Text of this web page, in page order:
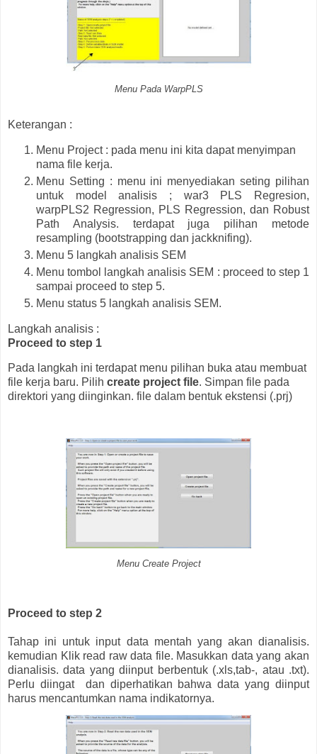
Menu Pada WarpPLS
Keterangan :
Menu Project : pada menu ini kita dapat menyimpan
nama file kerja.
Menu Setting : menu ini menyediakan seting pilihan
untuk model analisis ; war3 PLS Regresion,
warpPLS2 Regression, PLS Regression, dan Robust
Path Analysis. terdapat juga pilihan metode
resampling (bootstrapping dan jackknifing).
Menu 5 langkah analisis SEM
Menu tombol langkah analisis SEM : proceed to step 1
sampai proceed to step 5.
Menu status 5 langkah analisis SEM.
Langkah analisis :
Proceed to step 1
Pada langkah ini terdapat menu pilihan buka atau membuat
file kerja baru. Pilih create project file. Simpan file pada
direktori yang diinginkan. file dalam bentuk ekstensi (.prj)
Menu Create Project
Proceed to step 2
Tahap ini untuk input data mentah yang akan dianalisis.
kemudian Klik read raw data file. Masukkan data yang akan
dianalisis. data yang diinput berbentuk (.xls,tab-, atau .txt).
Perlu diingat dan diperhatikan bahwa data yang diinput
harus mencantumkan nama indikatornya.